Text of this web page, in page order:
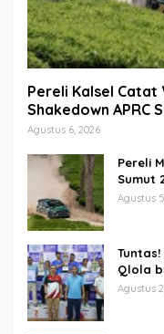
Pereli Kalsel Catat
Shakedown APRC
Agustus 6, 2026
Pereli
Sumut
Agustus
Qlola
Agustus